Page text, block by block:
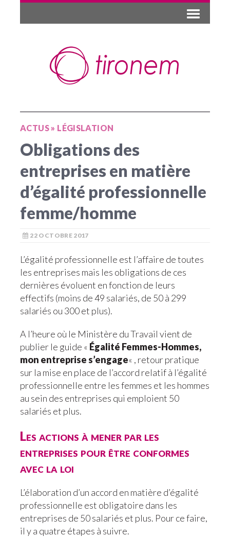
ACTUS» LÉGISLATION
Obligations des
entreprises en matière
d’égalité professionnelle
femme/homme
22 OCTOBRE 2017
L’égalité professionnelle est l’affaire de toutes
les entreprises mais les obligations de ces
dernières évoluent en fonction de leurs
effectifs (moins de 49 salariés, de 50 à 299
salariés ou 300 et plus).
A l’heure où le Ministère du Travail vient de
publier le guide « Égalité Femmes-Hommes,
mon entreprise s’engage« , retour pratique
sur la mise en place de l’accord relatif à l’égalité
professionnelle entre les femmes et les hommes
au sein des entreprises qui emploient 50
salariés et plus.
Les actions à mener par les
entreprises pour être conformes
avec la loi
L’élaboration d’un accord en matière d’égalité
professionnelle est obligatoire dans les
entreprises de 50 salariés et plus. Pour ce faire,
il y a quatre étapes à suivre.